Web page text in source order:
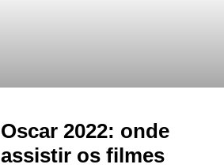
Oscar 2022: onde
assistir os filmes